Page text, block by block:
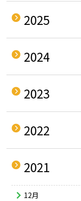
2025
2024
2023
2022
2021
12月